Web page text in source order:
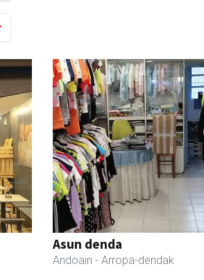
Asun denda
Andoain - Arropa-dendak